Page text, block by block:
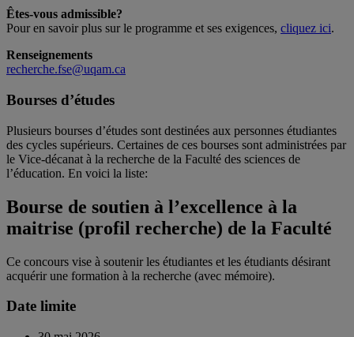
Êtes-vous admissible?
Pour en savoir plus sur le programme et ses exigences, cliquez ici.
Renseignements
recherche.fse@uqam.ca
Bourses d’études
Plusieurs bourses d’études sont destinées aux personnes étudiantes
des cycles supérieurs. Certaines de ces bourses sont administrées par
le Vice-décanat à la recherche de la Faculté des sciences de
l’éducation. En voici la liste:
Bourse de soutien à l’excellence à la
maitrise (profil recherche) de la Faculté
Ce concours vise à soutenir les étudiantes et les étudiants désirant
acquérir une formation à la recherche (avec mémoire).
Date limite